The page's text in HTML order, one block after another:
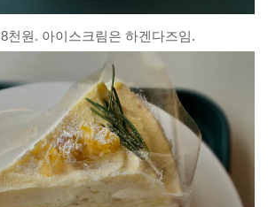
천원. 아이스크림은 하겐다즈임.